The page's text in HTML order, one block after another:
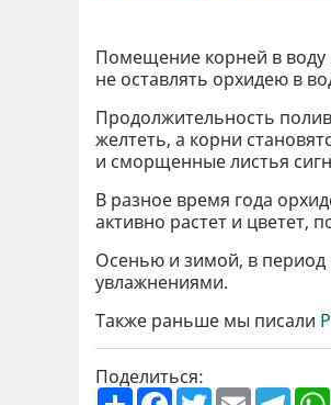
Помещение корней в воду
не оставлять орхидею в
Продолжительность
желтеть, а корни
и сморщенные листья
В разное время года
активно растет и цветет,
Осенью и зимой, в период
увлажнениями.
Также раньше мы писали
Поделиться:
П
F T E T